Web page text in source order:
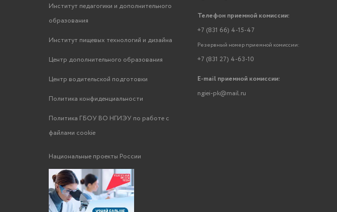
Институт педагогики и дополнительного
образования
Институт пищевых технологий и дизайна
Центр дополнительного образования
Центр водительской подготовки
Политика конфиденциальности
Политика ГБОУ ВО НГИЭУ по работе с
файлами cookie
Национальные проекты России
Телефон приемной комиссии:
+7 (831 66) 4-15-47
Резервный номер приемной комиссии:
+7 (831 27) 4-63-10
E-mail приемной комиссии:
ngiei-pk@mail.ru